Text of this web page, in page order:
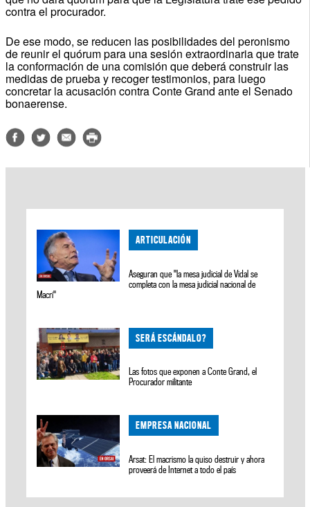
contra el procurador.
De ese modo, se reducen las posibilidades del peronismo
de reunir el quórum para una sesión extraordinaria que trate
la conformación de una comisión que deberá construir las
medidas de prueba y recoger testimonios, para luego
concretar la acusación contra Conte Grand ante el Senado
bonaerense.
ARTICULACIÓN
Aseguran que "la mesa judicial de Vidal se
completa con la mesa judicial nacional de
Macri"
SERÁ ESCÁNDALO?
Las fotos que exponen a Conte Grand, el
Procurador militante
EMPRESA NACIONAL
Arsat: El macrismo la quiso destruir y ahora
proveerá de Internet a todo el país